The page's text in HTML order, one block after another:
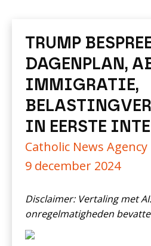
TRUMP
DAGENPLAN,
IMMIGRATIE,
IN EERSTE
Catholic News Agency
9 december 2024
Disclaimer: Vertaling met
onregelmatigheden